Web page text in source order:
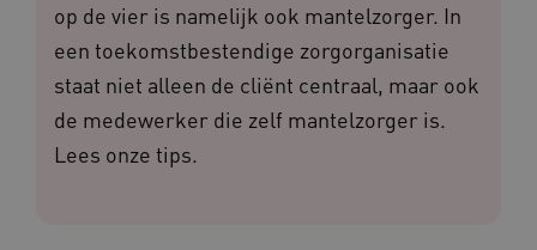
op de vier is namelijk ook mantelzorger. In
een toekomstbestendige zorgorganisatie
staat niet alleen de cliënt centraal, maar ook
de medewerker die zelf mantelzorger is.
Lees onze tips.